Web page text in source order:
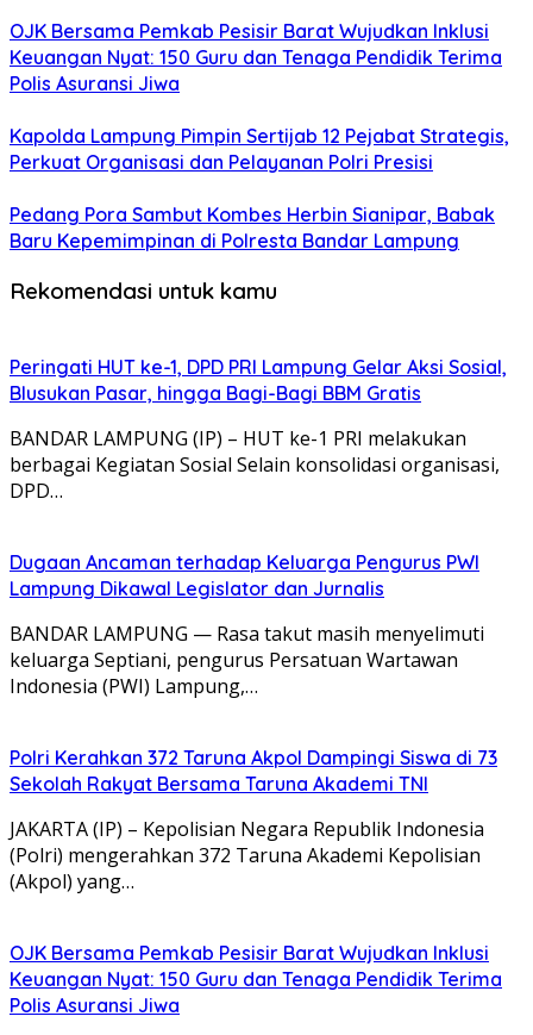
OJK Bersama Pemkab Pesisir Barat Wujudkan Inklusi
Keuangan Nyat: 150 Guru dan Tenaga Pendidik Terima
Polis Asuransi Jiwa
Kapolda Lampung Pimpin Sertijab 12 Pejabat Strategis,
Perkuat Organisasi dan Pelayanan Polri Presisi
Pedang Pora Sambut Kombes Herbin Sianipar, Babak
Baru Kepemimpinan di Polresta Bandar Lampung
Rekomendasi untuk kamu
Peringati HUT ke-1, DPD PRI Lampung Gelar Aksi Sosial,
Blusukan Pasar, hingga Bagi-Bagi BBM Gratis
BANDAR LAMPUNG (IP) – HUT ke-1 PRI melakukan
berbagai Kegiatan Sosial Selain konsolidasi organisasi,
DPD…
Dugaan Ancaman terhadap Keluarga Pengurus PWI
Lampung Dikawal Legislator dan Jurnalis
BANDAR LAMPUNG — Rasa takut masih menyelimuti
keluarga Septiani, pengurus Persatuan Wartawan
Indonesia (PWI) Lampung,…
Polri Kerahkan 372 Taruna Akpol Dampingi Siswa di 73
Sekolah Rakyat Bersama Taruna Akademi TNI
JAKARTA (IP) – Kepolisian Negara Republik Indonesia
(Polri) mengerahkan 372 Taruna Akademi Kepolisian
(Akpol) yang…
OJK Bersama Pemkab Pesisir Barat Wujudkan Inklusi
Keuangan Nyat: 150 Guru dan Tenaga Pendidik Terima
Polis Asuransi Jiwa